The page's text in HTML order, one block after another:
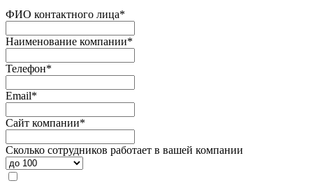
ФИО контактного лица*
Наименование компании*
Телефон*
Email*
Сайт компании*
Сколько сотрудников работает в вашей компании